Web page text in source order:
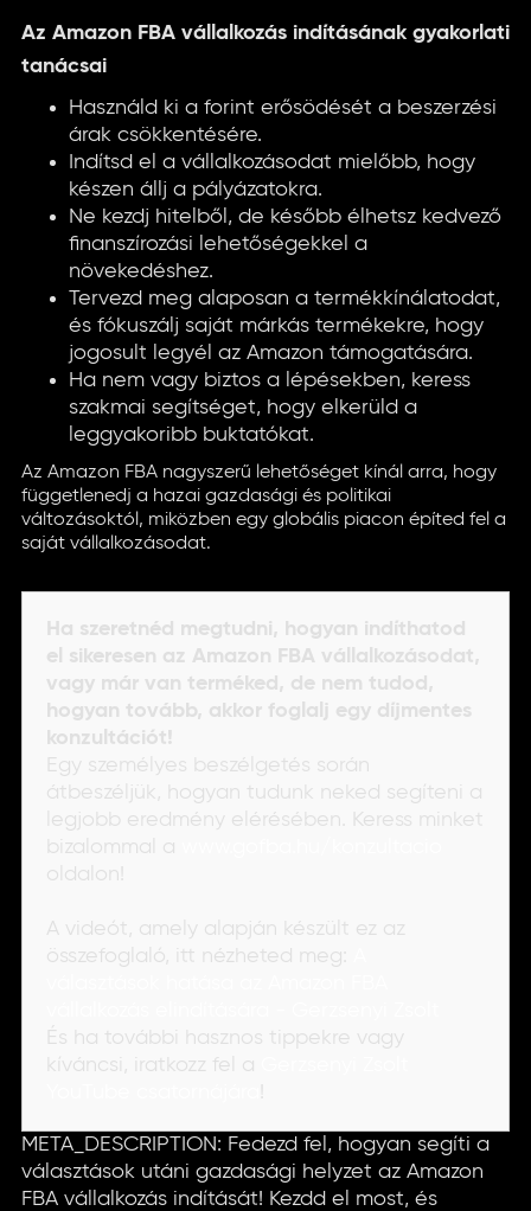
Az Amazon FBA vállalkozás indításának gyakorlati
tanácsai
Használd ki a forint erősödését a beszerzési
árak csökkentésére.
Indítsd el a vállalkozásodat mielőbb, hogy
készen állj a pályázatokra.
Ne kezdj hitelből, de később élhetsz kedvező
finanszírozási lehetőségekkel a
növekedéshez.
Tervezd meg alaposan a termékkínálatodat,
és fókuszálj saját márkás termékekre, hogy
jogosult legyél az Amazon támogatására.
Ha nem vagy biztos a lépésekben, keress
szakmai segítséget, hogy elkerüld a
leggyakoribb buktatókat.
Az Amazon FBA nagyszerű lehetőséget kínál arra, hogy
függetlenedj a hazai gazdasági és politikai
változásoktól, miközben egy globális piacon építed fel a
saját vállalkozásodat.
Ha szeretnéd megtudni, hogyan indíthatod
el sikeresen az Amazon FBA vállalkozásodat,
vagy már van terméked, de nem tudod,
hogyan tovább, akkor foglalj egy díjmentes
konzultációt!
Egy személyes beszélgetés során
átbeszéljük, hogyan tudunk neked segíteni a
legjobb eredmény elérésében. Keress minket
bizalommal a
oldalon!
A videót, amely alapján készült ez az
összefoglaló, itt nézheted meg:
És ha további hasznos tippekre vagy
kíváncsi, iratkozz fel a
META_DESCRIPTION: Fedezd fel, hogyan segíti a
választások utáni gazdasági helyzet az Amazon
FBA vállalkozás indítását! Kezdd el most, és